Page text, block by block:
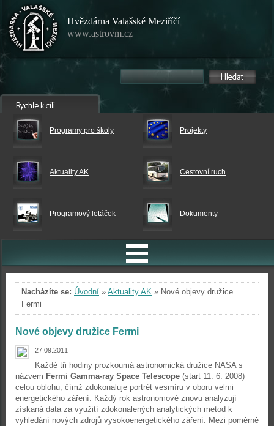
Hvězdárna Valašské Meziříčí
www.astrovm.cz
Programy pro školy Projekty
Aktuality AK Cestovní ruch
Programový letáček Dokumenty
Nacházíte se: Úvodní » Aktuality AK » Nové objevy družice
Fermi
Nové objevy družice Fermi
27.09.2011
Každé tři hodiny prozkoumá astronomická družice NASA s
názvem Fermi Gamma-ray Space Telescope (start 11. 6. 2008)
celou oblohu, čímž zdokonaluje portrét vesmíru v oboru velmi
energetického záření. Každý rok astronomové znovu analyzují
získaná data za využití zdokonalených analytických metod k
vyhledání nových zdrojů vysokoenergetického záření. Mezi poměrně